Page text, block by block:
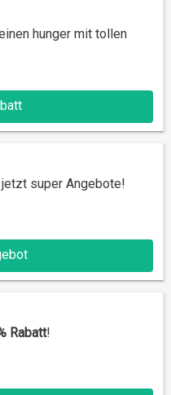
hunger mit tollen
super Angebote!
Rabatt!